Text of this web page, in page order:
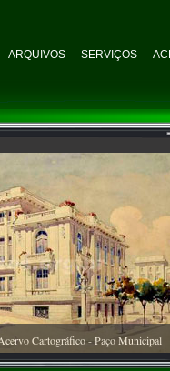
ARQUIVOS SERVIÇOS
Cartográfico - Paço Municipal